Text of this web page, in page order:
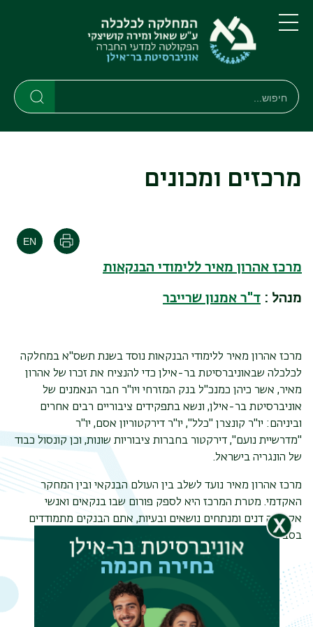
לתוכן
העיקרי
לתפריט
ניווט
ראשי
תפריט
חיפוש
חיפוש
מרכזים ומכונים
הדפסה
מרכז אהרון מאיר ללימודי הבנקאות
מנהל : ד"ר אמנון שרייבר
מרכז אהרון מאיר ללימודי הבנקאות נוסד בשנת תשס"א במחלקה
לכלכלה שבאוניברסיטת בר-אילן כדי להנציח את זכרו של אהרון
מאיר, אשר כיהן כמנכ"ל בנק המזרחי ויו"ר חבר הנאמנים של
אוניברסיטת בר-אילן, ונשא בתפקידים ציבוריים רבים אחרים
וביניהם: יו"ר קונצרן "כלל", יו"ר דירקטוריון אסם, יו"ר
"מדרשיית נועם", דירקטור בחברות ציבוריות שונות, וכן קונסול כבוד
של הונגריה בישראל.
מרכז אהרון מאיר נועד לשלב בין העולם הבנקאי ובין המחקר
האקדמי. מטרת המרכז היא לספק פורום שבו בנקאים ואנשי
אקדמיה דנים ומנתחים נושאים ובעיות, אתם הבנקים מתמודדים
בסביבה התחרותית המשתנה בת זמננו.